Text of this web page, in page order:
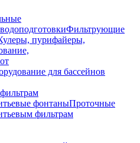
Фильтрующие
пурифайеры,
для бассейнов
фонтаныПроточные
фильтрам